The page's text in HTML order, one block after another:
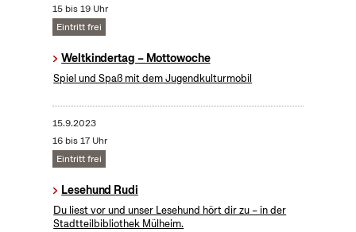
15 bis 19 Uhr
Eintritt frei
Weltkindertag – Mottowoche
Spiel und Spaß mit dem Jugendkulturmobil
15.9.2023
16 bis 17 Uhr
Eintritt frei
Lesehund Rudi
Du liest vor und unser Lesehund hört dir zu – in der
Stadtteilbibliothek Mülheim.